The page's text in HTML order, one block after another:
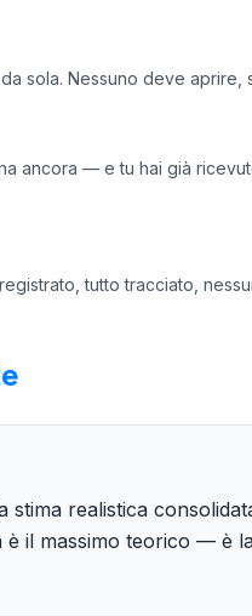
sola. Nessuno deve aprire,
ancora — e tu hai già
tutto tracciato,
stima realistica
il massimo teorico — è